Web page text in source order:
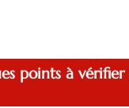
points à